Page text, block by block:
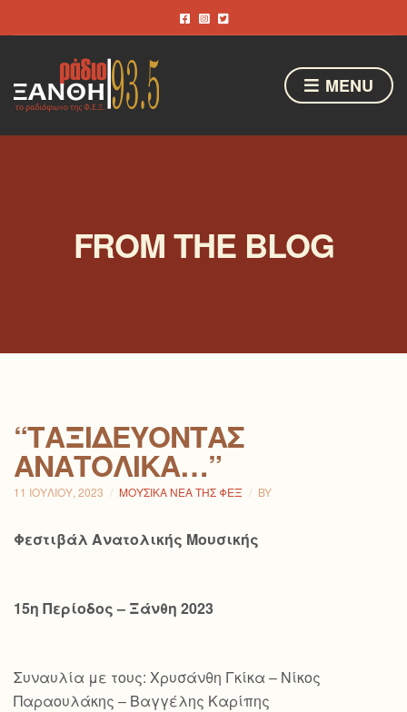
MENU
FROM THE BLOG
“ΤΑΞΙΔΕΎΟΝΤΑΣ
ΑΝΑΤΟΛΙΚΆ…”
11 ΙΟΥΛΊΟΥ, 2023 ΜΟΥΣΙΚΆ ΝΈΑ ΤΗΣ ΦΕΞ BY
Φεστιβάλ Ανατολικής Μουσικής
15η Περίοδος – Ξάνθη 2023
Συναυλία με τους: Χρυσάνθη Γκίκα – Νίκος
Παραουλάκης – Βαγγέλης Καρίπης